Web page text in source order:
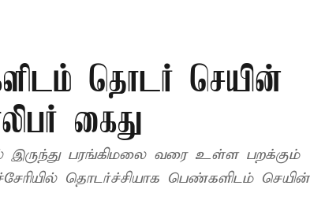
தொடர் செயின்
கைது
பரங்கிமலை வரை உள்ள பறக்கும்
தொடர்ச்சியாக பெண்களிடம் செயின்